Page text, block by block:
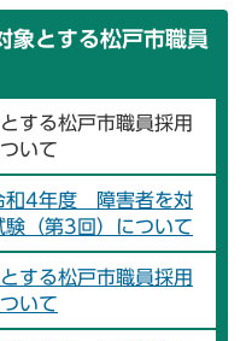
象とする松戸市職員
する松戸市職員採用
いて
和4年度 障害者を対
（第3回）について
する松戸市職員採用
いて